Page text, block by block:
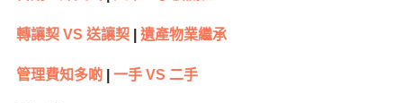
轉讓契 VS 送讓契| 遺產物業繼承
管理費知多啲| 一手 VS 二手